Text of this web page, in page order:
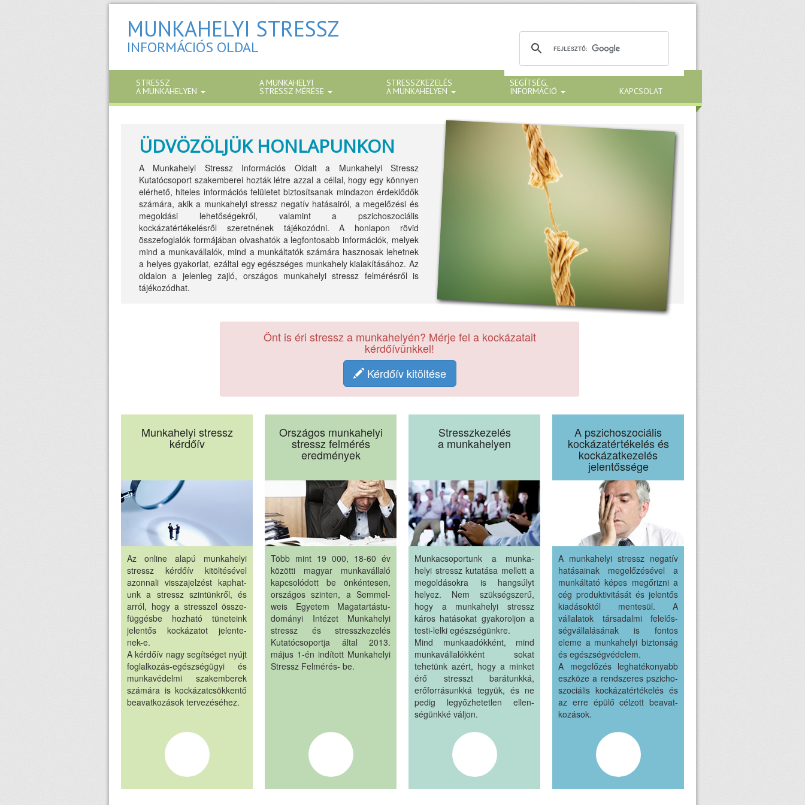
MUNKAHELYI STRESSZ
INFORMÁCIÓS OLDAL
STRESSZ
A MUNKAHELYEN
A MUNKAHELYI
STRESSZ MÉRÉSE
STRESSZKEZELÉS
A MUNKAHELYEN
SEGÍTSÉG,
INFORMÁCIÓ KAPCSOLAT
ÜDVÖZÖLJÜK HONLAPUNKON
A Munkahelyi Stressz Információs Oldalt a Munkahelyi Stressz
Kutatócsoport szakemberei hozták létre azzal a céllal, hogy egy könnyen
elérhető, hiteles információs felületet biztosítsanak mindazon érdeklődők
számára, akik a munkahelyi stressz negatív hatásairól, a megelőzési és
megoldási lehetőségekről, valamint a pszichoszociális
kockázatértékelésről szeretnének tájékozódni. A honlapon rövid
összefoglalók formájában olvashatók a legfontosabb információk, melyek
mind a munkavállalók, mind a munkáltatók számára hasznosak lehetnek
a helyes gyakorlat, ezáltal egy egészséges munkahely kialakításához. Az
oldalon a jelenleg zajló, országos munkahelyi stressz felmérésről is
tájékozódhat.
Önt is éri stressz a munkahelyén? Mérje fel a kockázatait
kérdőívünkkel!
Kérdőív kitöltése
Munkahelyi stressz
kérdőív
Az online alapú munkahelyi
stressz kérdőív kitöltésével
azonnali visszajelzést kaphat-
unk a stressz szintünkről, és
arról, hogy a stresszel össze-
függésbe hozható tüneteink
jelentős kockázatot jelente-
nek-e.
A kérdőív nagy segítséget nyújt
foglalkozás-egészségügyi és
munkavédelmi szakemberek
számára is kockázatcsökkentő
beavatkozások tervezéséhez.
Országos munkahelyi
stressz felmérés
eredmények
Több mint 19 000, 18-60 év
közötti magyar munkavállaló
kapcsolódott be önkéntesen,
országos szinten, a Semmel-
weis Egyetem Magatartástu-
dományi Intézet Munkahelyi
stressz és stresszkezelés
Kutatócsoportja által 2013.
május 1-én indított Munkahelyi
Stressz Felmérés- be.
Stresszkezelés
a munkahelyen
Munkacsoportunk a munka-
helyi stressz kutatása mellett a
megoldásokra is hangsúlyt
helyez. Nem szükségszerű,
hogy a munkahelyi stressz
káros hatásokat gyakoroljon a
testi-lelki egészségünkre.
Mind munkaadókként, mind
munkavállalókként sokat
tehetünk azért, hogy a minket
érő stresszt barátunkká,
erőforrásunkká tegyük, és ne
pedig legyőzhetetlen ellen-
ségünkké váljon.
A pszichoszociális
kockázatértékelés és
kockázatkezelés
jelentőssége
A munkahelyi stressz negatív
hatásainak megelőzésével a
munkáltató képes megőrizni a
cég produktivitását és jelentős
kiadásoktól mentesül. A
vállalatok társadalmi felelős-
ségvállalásának is fontos
eleme a munkahelyi biztonság
és egészségvédelem.
A megelőzés leghatékonyabb
eszköze a rendszeres pszicho-
szociális kockázatértékelés és
az erre épülő célzott beavat-
kozások.